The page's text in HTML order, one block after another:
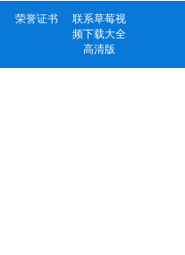
荣誉证书
联系草莓视
频下载大全
高清版